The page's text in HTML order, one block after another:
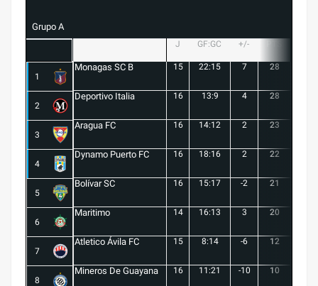
Grupo A
J GF:GC +/-
1
Monagas SC B 15 22:15 7 28
2
Deportivo Italia 16 13:9 4 28
3
Aragua FC 16 14:12 2 23
4
Dynamo Puerto FC 16 18:16 2 22
5
Bolívar SC 16 15:17 -2 21
6
Maritimo 14 16:13 3 20
7
Atletico Ávila FC 15 8:14 -6 12
8
Mineros De Guayana 16 11:21 -10 10